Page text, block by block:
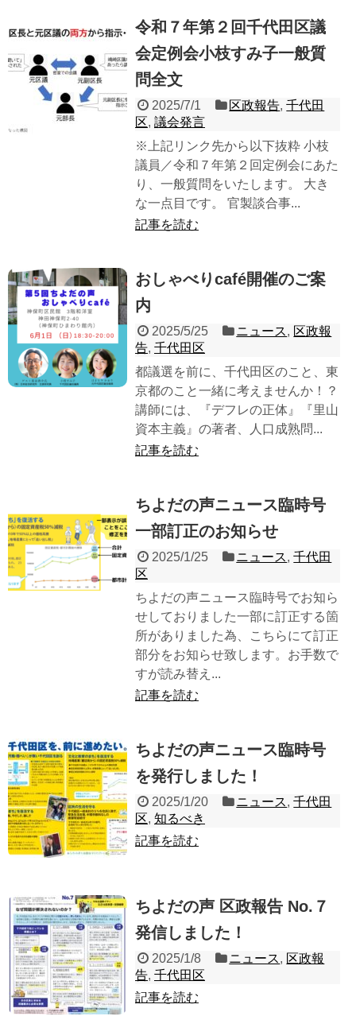
令和７年第２回千代田区議
会定例会小枝すみ子一般質
問全文
2025/7/1 区政報告,千代田
区, 議会発言
※上記リンク先から以下抜粋 小枝
議員／令和７年第２回定例会にあた
り、一般質問をいたします。 大き
な一点目です。 官製談合事...
記事を読む
おしゃべりcafé開催のご案
内
2025/5/25 ニュース, 区政報
告, 千代田区
都議選を前に、千代田区のこと、東
京都のこと一緒に考えませんか！？
講師には、『デフレの正体』『里山
資本主義』の著者、人口成熟問...
記事を読む
ちよだの声ニュース臨時号
一部訂正のお知らせ
2025/1/25 ニュース,千代田
区
ちよだの声ニュース臨時号でお知ら
せしておりました一部に訂正する箇
所がありました為、こちらにて訂正
部分をお知らせ致します。お手数で
すが読み替え...
記事を読む
ちよだの声ニュース臨時号
を発行しました！
2025/1/20 ニュース,千代田
区, 知るべき
記事を読む
ちよだの声 区政報告 No.７
発信しました！
2025/1/8 ニュース, 区政報
告, 千代田区
記事を読む